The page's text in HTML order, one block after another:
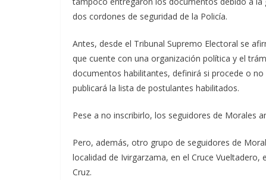
dos cordones de seguridad de la Policía.
Antes, desde el Tribunal Supremo Electoral se
que cuente con una organización política y el
documentos habilitantes, definirá si procede o
publicará la lista de postulantes habilitados.
Pese a no inscribirlo, los seguidores de Morales
Pero, además, otro grupo de seguidores de
localidad de Ivirgarzama, en el Cruce
Cruz.